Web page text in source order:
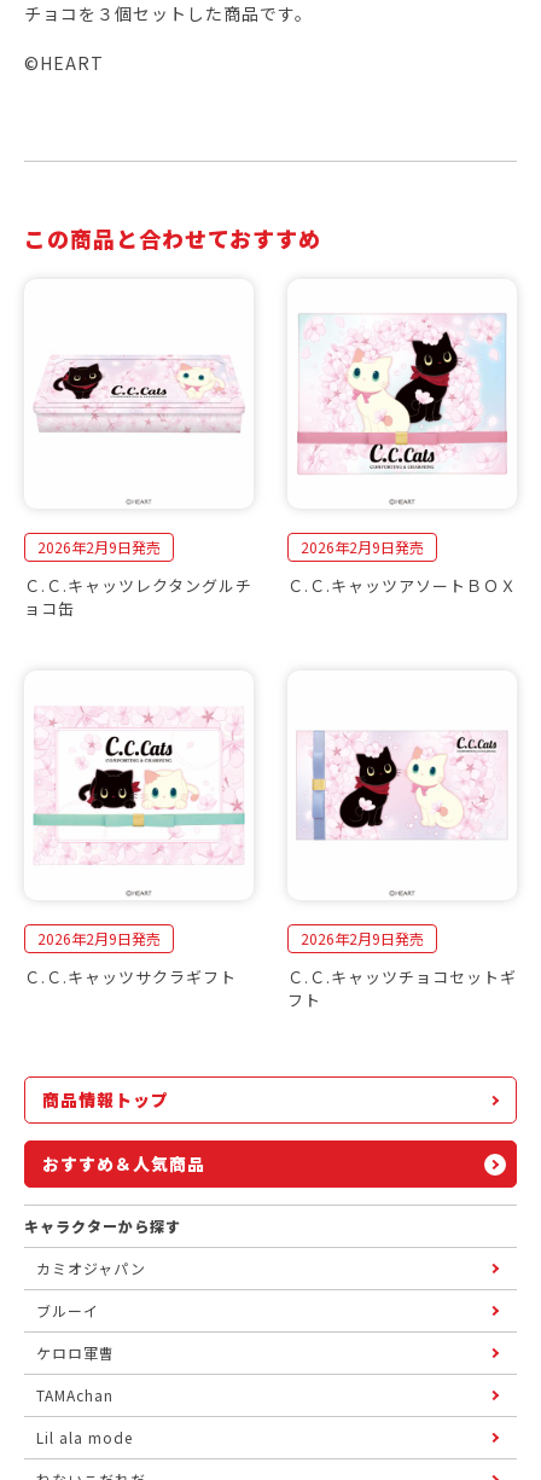
チョコを３個セットした商品です。
©HEART
この商品と合わせておすすめ
2026年2月9日発売
Ｃ.Ｃ.キャッツレクタングルチ
ョコ缶
2026年2月9日発売
Ｃ.Ｃ.キャッツアソートＢＯＸ
2026年2月9日発売
Ｃ.Ｃ.キャッツサクラギフト
2026年2月9日発売
Ｃ.Ｃ.キャッツチョコセットギ
フト
商品情報トップ
おすすめ＆人気商品
キャラクターから探す
カミオジャパン
ブルーイ
ケロロ軍曹
TAMAchan
Lil ala mode